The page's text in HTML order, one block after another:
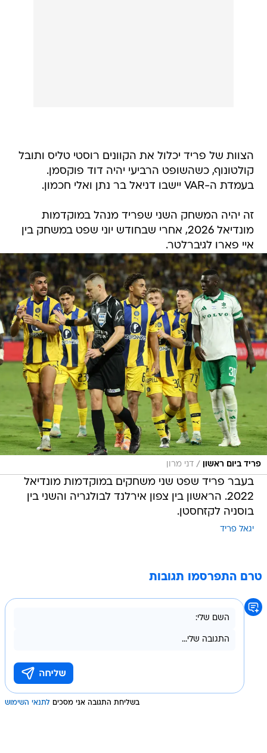
הצוות של פריד יכלול את הקוונים רוסטי טליס ותובל
קולטונוף, כשהשופט הרביעי יהיה דוד פוקסמן.
בעמדת ה-VAR יישבו דניאל בר נתן ואלי חכמון.
זה יהיה המשחק השני שפריד מנהל במוקדמות
מונדיאל 2026, אחרי שבחודש יוני שפט במשחק בין
איי פארו לגיברלטר.
פריד ביום ראשון / דני מרון
בעבר פריד שפט שני משחקים במוקדמות מונדיאל
2022. הראשון בין צפון אירלנד לבולגריה והשני בין
בוסניה לקזחסטן.
יגאל פריד
טרם התפרסמו תגובות
בשליחת התגובה אני מסכים לתנאי השימוש